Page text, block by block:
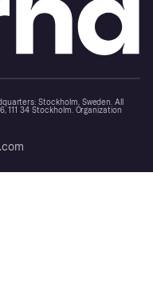
Stockholm, Sweden. All
111 34 Stockholm. Organization